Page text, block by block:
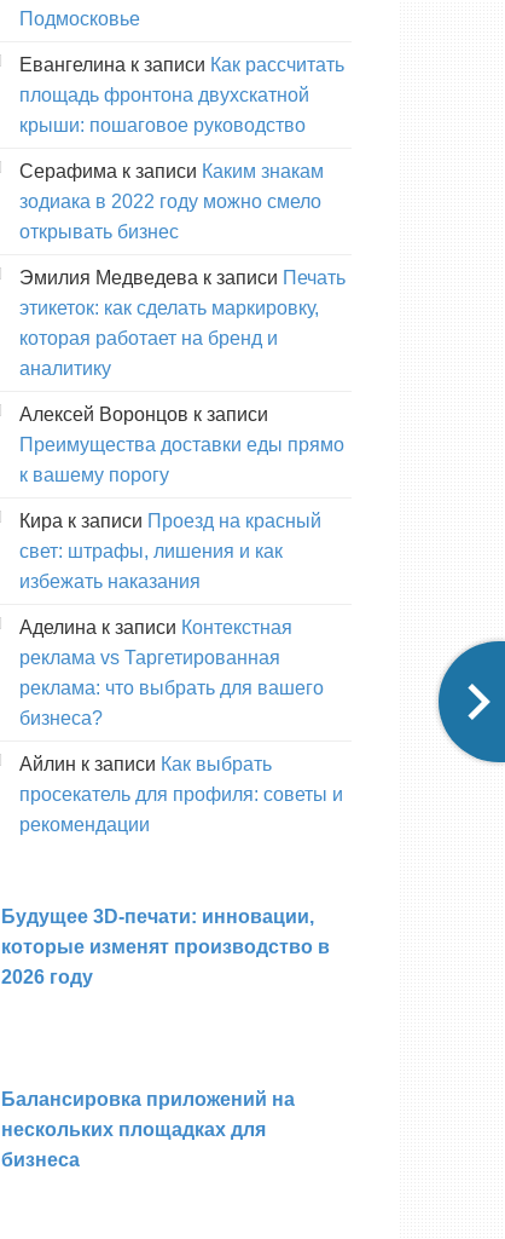
Подмосковье
Евангелина к записи Как рассчитать
площадь фронтона двухскатной
крыши: пошаговое руководство
Серафима к записи Каким знакам
зодиака в 2022 году можно смело
открывать бизнес
Эмилия Медведева к записи Печать
этикеток: как сделать маркировку,
которая работает на бренд и
аналитику
Алексей Воронцов к записи
Преимущества доставки еды прямо
к вашему порогу
Кира к записи Проезд на красный
свет: штрафы, лишения и как
избежать наказания
Аделина к записи Контекстная
реклама vs Таргетированная
реклама: что выбрать для вашего
бизнеса?
Айлин к записи Как выбрать
просекатель для профиля: советы и
рекомендации
Будущее 3D-печати: инновации,
которые изменят производство в
2026 году
Балансировка приложений на
нескольких площадках для
бизнеса